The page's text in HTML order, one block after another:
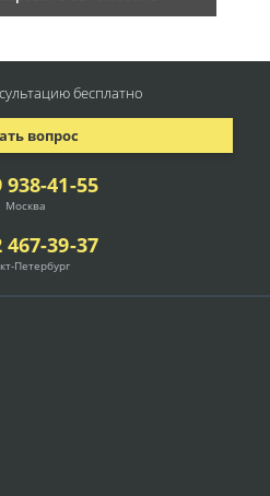
938-41-55
Москва
467-39-37
Петербург
вопрос
бесплатно